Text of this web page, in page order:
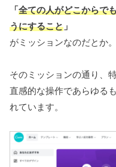
「全ての人がどこからで
うにすること 」
がミッションなのだとか。
そのミッションの通り、
直感的な操作であらゆる
れています。